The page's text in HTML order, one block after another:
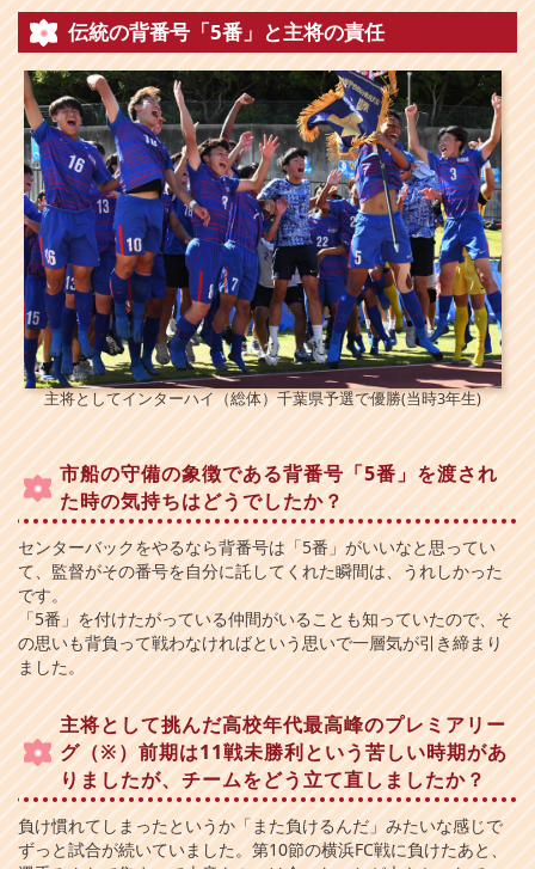
伝統の背番号「5番」と主将の責任
主将としてインターハイ（総体）千葉県予選で優勝(当時3年生)
市船の守備の象徴である背番号「5番」を渡され
た時の気持ちはどうでしたか？
センターバックをやるなら背番号は「5番」がいいなと思ってい
て、監督がその番号を自分に託してくれた瞬間は、うれしかった
です。
「5番」を付けたがっている仲間がいることも知っていたので、そ
の思いも背負って戦わなければという思いで一層気が引き締まり
ました。
主将として挑んだ高校年代最高峰のプレミアリー
グ（※）前期は11戦未勝利という苦しい時期があ
りましたが、チームをどう立て直しましたか？
負け慣れてしまったというか「また負けるんだ」みたいな感じで
ずっと試合が続いていました。第10節の横浜FC戦に負けたあと、